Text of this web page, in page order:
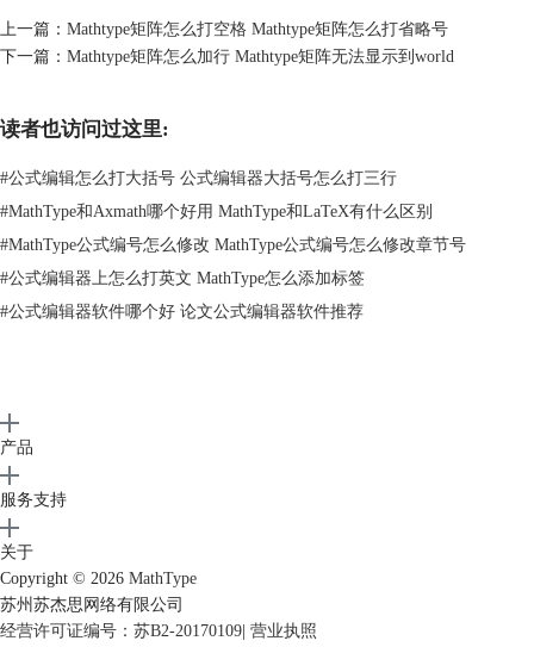
4、在字符的定义尺寸界面中，不仅可以调整字符整体的大小，还可以调
整公式中具体部分的大小。例如调整公式的底数或者指数的字体大小，都
能够在自定义尺寸界面中完成。
二、Mathtype字体怎么设置小四号
上一篇： Mathtype矩阵怎么打空格 Mathtype矩阵怎么打省略号
下一篇： Mathtype矩阵怎么加行 Mathtype矩阵无法显示到world
读者也访问过这里:
#公式编辑怎么打大括号 公式编辑器大括号怎么打三行
#MathType和Axmath哪个好用 MathType和LaTeX有什么区别
#MathType公式编号怎么修改 MathType公式编号怎么修改章节号
#公式编辑器上怎么打英文 MathType怎么添加标签
#公式编辑器软件哪个好 论文公式编辑器软件推荐
产品
服务支持
关于
Copyright © 2026 MathType
苏州苏杰思网络有限公司
经营许可证编号：苏B2-20170109 营业执照